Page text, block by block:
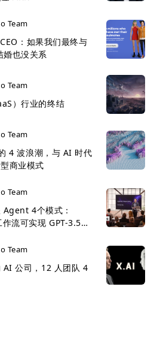
Team
：如果我们最终与
婚也没关系
Team
）行业的终结
Team
4 波浪潮，与 AI 时代
商业模式
Team
Agent 4个模式：
流可实现 GPT-3.5
Team
AI 公司，12 人团队 4